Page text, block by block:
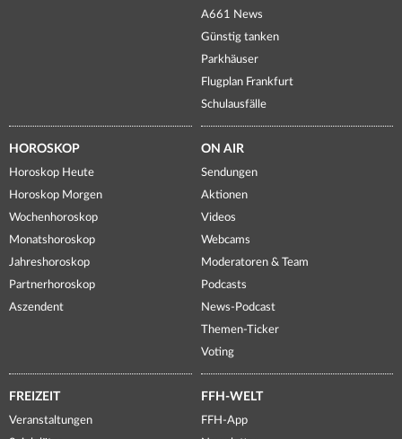
A661 News
Günstig tanken
Parkhäuser
Flugplan Frankfurt
Schulausfälle
HOROSKOP
Horoskop Heute
Horoskop Morgen
Wochenhoroskop
Monatshoroskop
Jahreshoroskop
Partnerhoroskop
Aszendent
ON AIR
Sendungen
Aktionen
Videos
Webcams
Moderatoren & Team
Podcasts
News-Podcast
Themen-Ticker
Voting
FREIZEIT
Veranstaltungen
FFH-WELT
FFH-App